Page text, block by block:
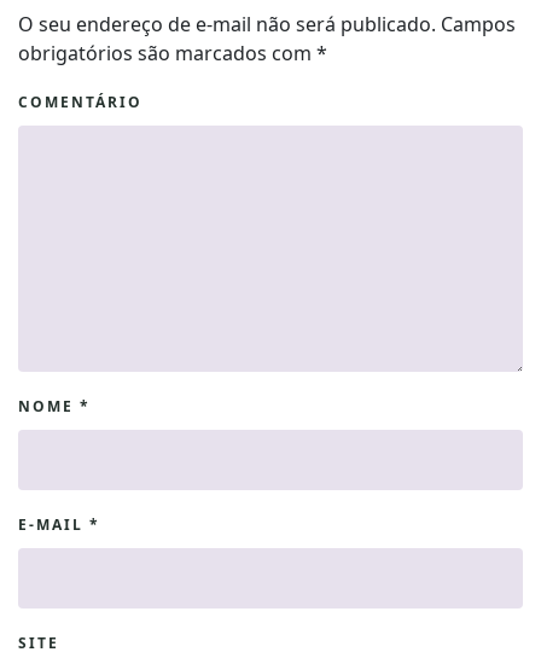
O seu endereço de e-mail não será publicado. Campos
obrigatórios são marcados com *
COMENTÁRIO
NOME *
E-MAIL *
SITE